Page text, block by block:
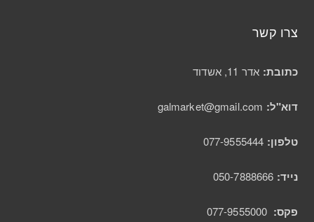
צרו קשר
כתובת: אדר 11, אשדוד
דוא"ל:
טלפון:
נייד:
פקס: